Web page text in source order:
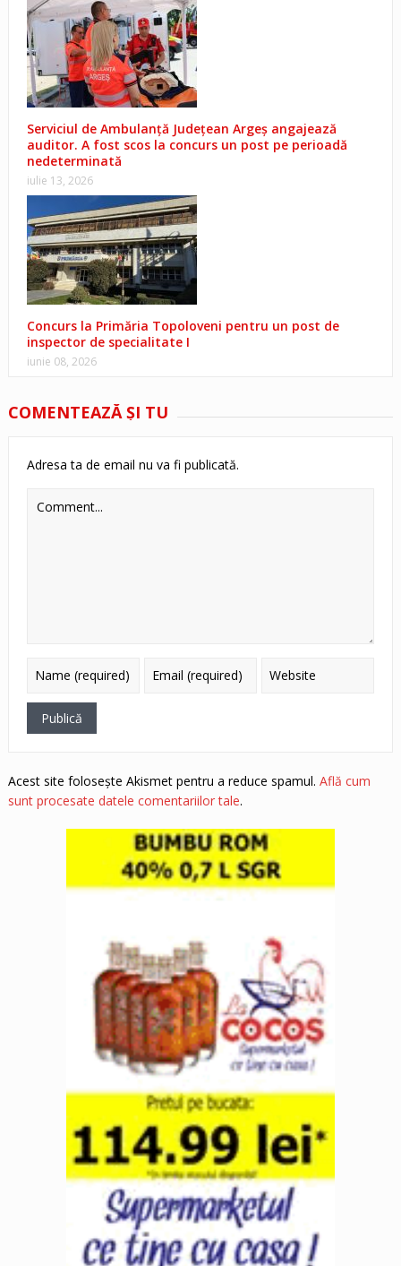
Serviciul de Ambulanță Județean Argeș angajează
auditor. A fost scos la concurs un post pe perioadă
nedeterminată
iulie 13, 2026
Concurs la Primăria Topoloveni pentru un post de
inspector de specialitate I
iunie 08, 2026
COMENTEAZĂ ŞI TU
Adresa ta de email nu va fi publicată.
Acest site folosește Akismet pentru a reduce spamul. Află cum
sunt procesate datele comentariilor tale.